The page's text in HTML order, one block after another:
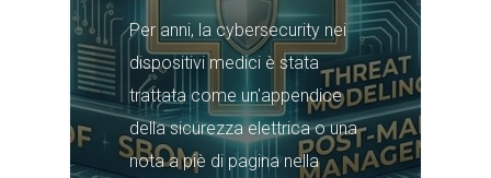
Per anni, la cybersecurity nei
dispositivi medici è stata
trattata come un'appendice
della sicurezza elettrica o una
nota a piè di pagina nella